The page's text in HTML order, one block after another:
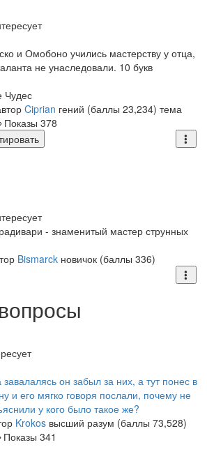
и Омобоно учились мастерству у отца,
не унаследовали. 10 букв
Чудес
Ciprian гений (баллы 23,234) тема
Показы 378
- знаменитый мастер струнных
Bismarck новичок (баллы 336)
он забыл за них, а тут понес в
и его мягко говоря послали, почему не
у кого было такое же?
Krokos высший разум (баллы 73,528)
Показы 341